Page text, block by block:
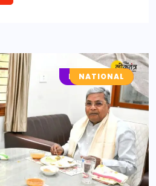
LOCAL NEWS
NATIONAL